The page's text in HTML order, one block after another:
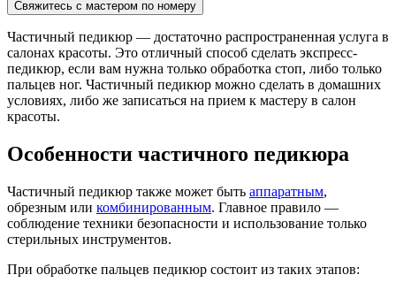
Свяжитесь с мастером по номеру
Частичный педикюр — достаточно распространенная услуга в
салонах красоты. Это отличный способ сделать экспресс-
педикюр, если вам нужна только обработка стоп, либо только
пальцев ног. Частичный педикюр можно сделать в домашних
условиях, либо же записаться на прием к мастеру в салон
красоты.
Особенности частичного педикюра
Частичный педикюр также может быть аппаратным,
обрезным или комбинированным. Главное правило —
соблюдение техники безопасности и использование только
стерильных инструментов.
При обработке пальцев педикюр состоит из таких этапов: